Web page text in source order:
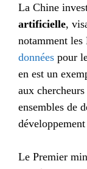
La Chine
artificielle,
notamment les
données pour
en est un
aux
ensembles de
Le Premier